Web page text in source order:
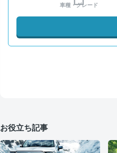
車種・グレード
お役立ち記事